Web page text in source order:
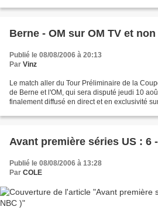
Berne - OM sur OM TV et
Publié le 08/08/2006 à 20:13
Par Vinz
Le match aller du Tour Préliminaire de la
de Berne et l'OM, qui sera disputé jeudi 10
finalement diffusé en direct et en exclusivité
Avant première séries US : 6
Publié le 08/08/2006 à 13:28
Par COLE